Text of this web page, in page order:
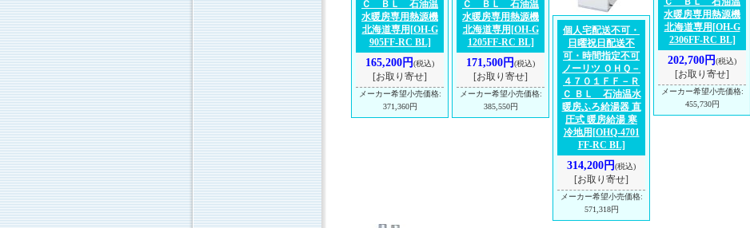
Ｃ ＢＬ 石油温
水暖房専用熱源機
北海道専用 [OH-G
905FF-RC BL]
165,200円(税込)
[お取り寄せ]
メーカー希望小売価格:
371,360円
Ｃ ＢＬ 石油温
水暖房専用熱源機
北海道専用 [OH-G
1205FF-RC BL]
171,500円(税込)
[お取り寄せ]
メーカー希望小売価格:
385,550円
個人宅配送不可・
日曜祝日配送不
可・時間指定不可
ノーリツ ＯＨＱ－
４７０１ＦＦ－Ｒ
Ｃ ＢＬ 石油温水
暖房ふろ給湯器 直
圧式 暖房給湯 寒
冷地用 [OHQ-4701
FF-RC BL]
314,200円(税込)
[お取り寄せ]
メーカー希望小売価格:
571,318円
水暖房専用熱源機
北海道専用 [OH-G
2306FF-RC BL]
202,700円(税込)
[お取り寄せ]
メーカー希望小売価格:
455,730円